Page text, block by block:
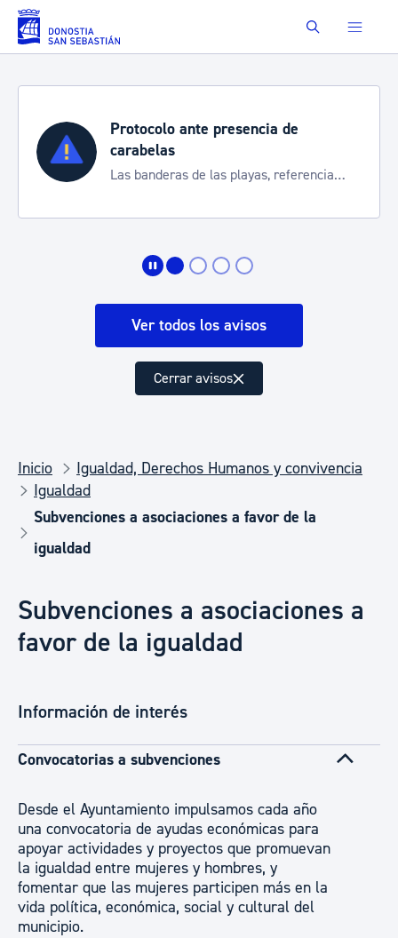
Saltar al contenido principal Buscar
Protocolo ante presencia de
carabelas
Las banderas de las playas, referencia
Ver todos los avisos
Cerrar avisos
Inicio
Igualdad, Derechos Humanos y convivencia
Igualdad
Subvenciones a asociaciones a favor de la
igualdad
Subvenciones a asociaciones a
favor de la igualdad
Información de interés
Convocatorias a subvenciones
Desde el Ayuntamiento impulsamos cada año
una convocatoria de ayudas económicas para
apoyar actividades y proyectos que promuevan
la igualdad entre mujeres y hombres, y
fomentar que las mujeres participen más en la
vida política, económica, social y cultural del
municipio.